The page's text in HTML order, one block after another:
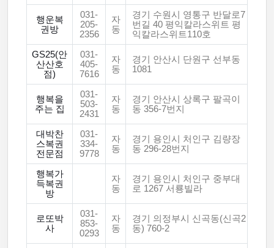
행운복
권방
031-
205-
2356
자
동
경기 수원시 영통구 반달로7
번길 40 평익칼라스위트 평
익칼라스위트110호
GS25(안
산산호
점)
031-
405-
7616
자
동
경기 안산시 단원구 선부동
1081
행복을
주는 집
031-
503-
2431
자
동
경기 안산시 상록구 팔곡이
동 356-7번지
대박찬
스복권
전문점
031-
334-
9778
자
동
경기 용인시 처인구 김량장
동 296-28번지
행복가
득복권
방
자
동
경기 용인시 처인구 중부대
로 1267 서룡빌라
로또박
사
031-
853-
0293
자
동
경기 의정부시 신곡동(신곡2
동) 760-2